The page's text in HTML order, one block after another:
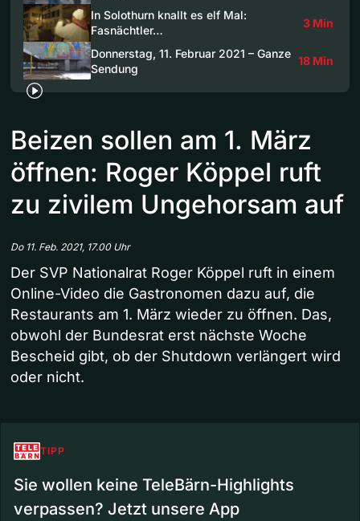
In Solothurn knallt es elf Mal:
Fasnächtler…
3 Min
Donnerstag, 11. Februar 2021 – Ganze
Sendung
18 Min
Beizen sollen am 1. März
öffnen: Roger Köppel ruft
zu zivilem Ungehorsam auf
Do 11. Feb. 2021, 17.00 Uhr
Der SVP Nationalrat Roger Köppel ruft in einem
Online-Video die Gastronomen dazu auf, die
Restaurants am 1. März wieder zu öffnen. Das,
obwohl der Bundesrat erst nächste Woche
Bescheid gibt, ob der Shutdown verlängert wird
oder nicht.
TIPP
Sie wollen keine TeleBärn-Highlights
verpassen? Jetzt unsere App